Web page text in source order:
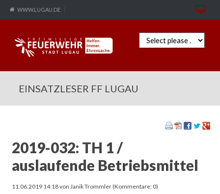
WWW.LUGAU.DE
Zielseite
EINSATZLESER FF LUGAU
2019-032: TH 1 /
auslaufende Betriebsmittel
11.06.2019 14:18von Janik Trommler (Kommentare: 0)